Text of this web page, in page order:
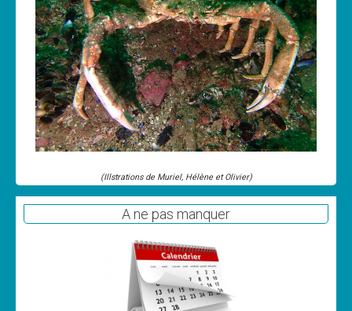
(Illstrations de Muriel, Hélène et Olivier)
A ne pas manquer